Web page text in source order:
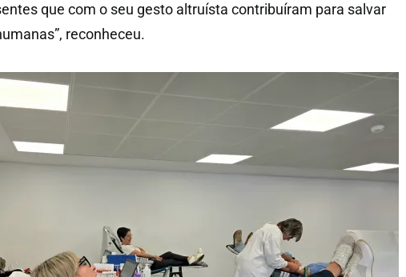
que com o seu gesto altruísta contribuíram para salvar
reconheceu.